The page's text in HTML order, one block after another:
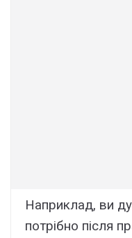
Наприклад, ви
потрібно після